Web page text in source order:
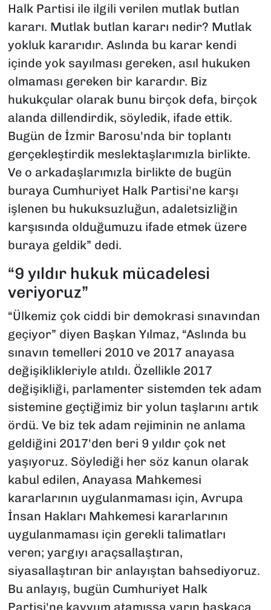
Halk Partisi ile ilgili verilen mutlak butlan
kararı. Mutlak butlan kararı nedir? Mutlak
yokluk kararıdır. Aslında bu karar kendi
içinde yok sayılması gereken, asıl hukuken
olmaması gereken bir karardır. Biz
hukukçular olarak bunu birçok defa, birçok
alanda dillendirdik, söyledik, ifade ettik.
Bugün de İzmir Barosu'nda bir toplantı
gerçekleştirdik meslektaşlarımızla birlikte.
Ve o arkadaşlarımızla birlikte de bugün
buraya Cumhuriyet Halk Partisi'ne karşı
işlenen bu hukuksuzluğun, adaletsizliğin
karşısında olduğumuzu ifade etmek üzere
buraya geldik” dedi.
“9 yıldır hukuk mücadelesi
veriyoruz”
“Ülkemiz çok ciddi bir demokrasi sınavından
geçiyor” diyen Başkan Yılmaz, “Aslında bu
sınavın temelleri 2010 ve 2017 anayasa
değişiklikleriyle atıldı. Özellikle 2017
değişikliği, parlamenter sistemden tek adam
sistemine geçtiğimiz bir yolun taşlarını artık
ördü. Ve biz tek adam rejiminin ne anlama
geldiğini 2017'den beri 9 yıldır çok net
yaşıyoruz. Söylediği her söz kanun olarak
kabul edilen, Anayasa Mahkemesi
kararlarının uygulanmaması için, Avrupa
İnsan Hakları Mahkemesi kararlarının
uygulanmaması için gerekli talimatları
veren; yargıyı araçsallaştıran,
siyasallaştıran bir anlayıştan bahsediyoruz.
Bu anlayış, bugün Cumhuriyet Halk
Partisi'ne kayyum atamışsa yarın başkaca